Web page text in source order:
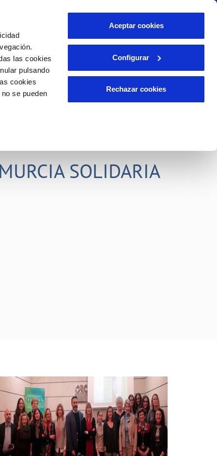
las cookies
pulsando
cookies
se pueden
Aceptar cookies
Configurar
Rechazar cookies
INCIDENCIAS
Comunica anomalías o posibles
PORTAL DE TRANSPARENCIA
Área de clientes
SOLIDARIA